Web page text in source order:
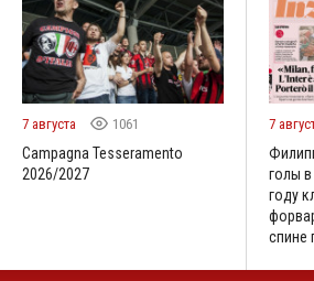
7 августа 1061
Campagna Tesseramento
2026/2027
7
голы
году
спине